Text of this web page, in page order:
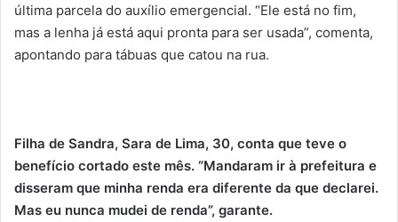
última parcela do auxílio emergencial. “Ele está no fim,
mas a lenha já está aqui pronta para ser usada”, comenta,
apontando para tábuas que catou na rua.
Filha de Sandra, Sara de Lima, 30, conta que teve o
benefício cortado este mês. “Mandaram ir à prefeitura e
disseram que minha renda era diferente da que declarei.
Mas eu nunca mudei de renda”, garante.